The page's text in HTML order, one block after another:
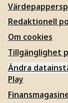
Redaktionell
Om cookies
Tillgänglighet
Ändra
Play